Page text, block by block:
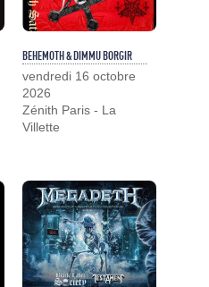
BEHEMOTH & DIMMU BORGIR
vendredi 16 octobre
2026
Zénith Paris - La
Villette